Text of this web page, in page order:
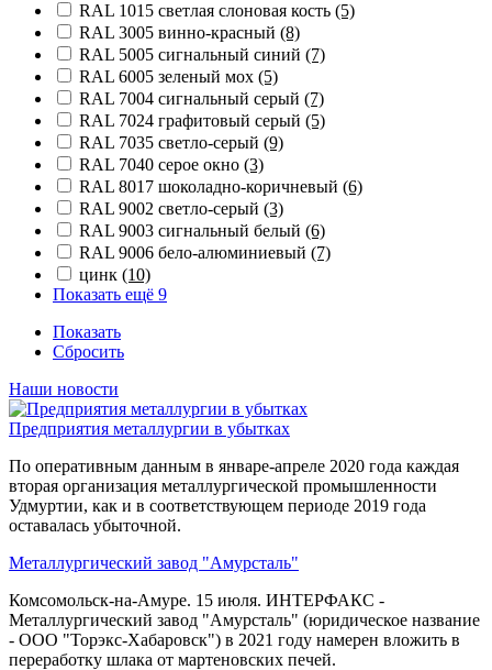
RAL 1015 светлая слоновая кость (5)
RAL 3005 винно-красный (8)
RAL 5005 сигнальный синий (7)
RAL 6005 зеленый мох (5)
RAL 7004 сигнальный серый (7)
RAL 7024 графитовый серый (5)
RAL 7035 светло-серый (9)
RAL 7040 серое окно (3)
RAL 8017 шоколадно-коричневый (6)
RAL 9002 светло-серый (3)
RAL 9003 сигнальный белый (6)
RAL 9006 бело-алюминиевый (7)
цинк (10)
Показать ещё 9
Показать
Сбросить
Наши новости
Предприятия металлургии в убытках
По оперативным данным в январе-апреле 2020 года каждая
вторая организация металлургической промышленности
Удмуртии, как и в соответствующем периоде 2019 года
оставалась убыточной.
Металлургический завод "Амурсталь"
Комсомольск-на-Амуре. 15 июля. ИНТЕРФАКС -
Металлургический завод "Амурсталь" (юридическое название
- ООО "Торэкс-Хабаровск") в 2021 году намерен вложить в
переработку шлака от мартеновских печей.